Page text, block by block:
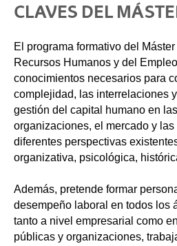
CLAVES DEL
El programa formativo del
Recursos Humanos y del
conocimientos necesarios para
complejidad, las interrelaciones
gestión del capital humano en
organizaciones, el mercado y
diferentes perspectivas
organizativa, psicológica,
Además, pretende formar
desempeño laboral en todos los
tanto a nivel empresarial como
públicas y organizaciones,